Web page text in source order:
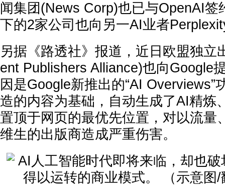
闻集团(News Corp)也已与OpenAI签
下的2家公司也向另一AI业者
另据《路透社》报道，近日欧盟独立
ent Publishers Alliance)也向Google
因是Google新推出的“AI Overviews”
造的内容为基础，自动生成了AI精炼
置顶于网页的最优先位置，对以流量
维生的出版商造成严重伤害。